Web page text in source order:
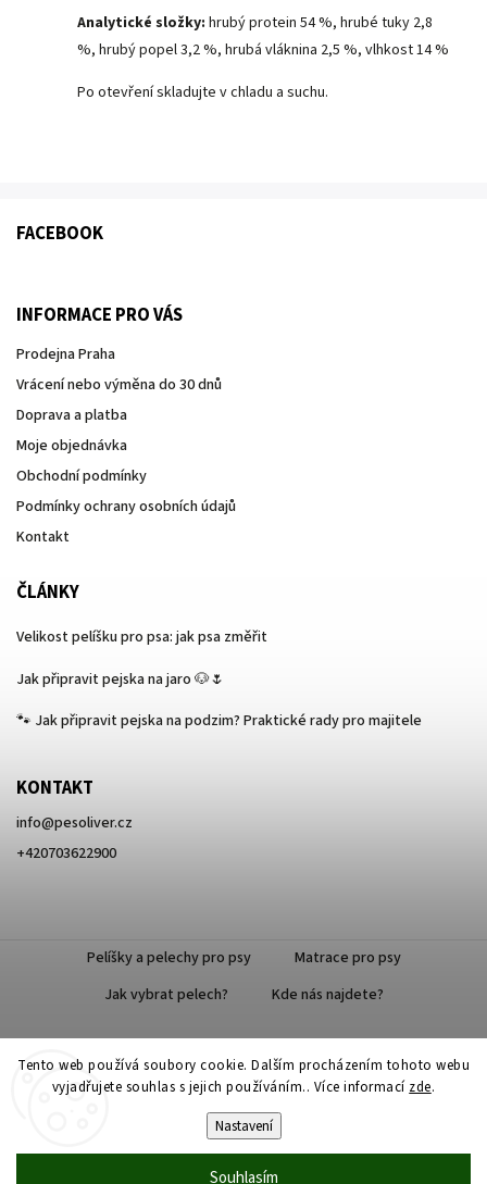
Tento web používá soubory cookie. Dalším procházením tohoto webu
vyjadřujete souhlas s jejich používáním.. Více informací zde.
Nastavení
Souhlasím
Analytické složky: hrubý protein 54 %, hrubé tuky 2,8
%, hrubý popel 3,2 %, hrubá vláknina 2,5 %, vlhkost 14 %
Po otevření skladujte v chladu a suchu.
FACEBOOK
INFORMACE PRO VÁS
Prodejna Praha
Vrácení nebo výměna do 30 dnů
Doprava a platba
Moje objednávka
Obchodní podmínky
Podmínky ochrany osobních údajů
Kontakt
ČLÁNKY
Velikost pelíšku pro psa: jak psa změřit
Jak připravit pejska na jaro 🐶🌷
🐾 Jak připravit pejska na podzim? Praktické rady pro majitele
KONTAKT
info@pesoliver.cz
+420703622900
Pelíšky a pelechy pro psy
Matrace pro psy
Jak vybrat pelech?
Kde nás najdete?
Doprava zdarma